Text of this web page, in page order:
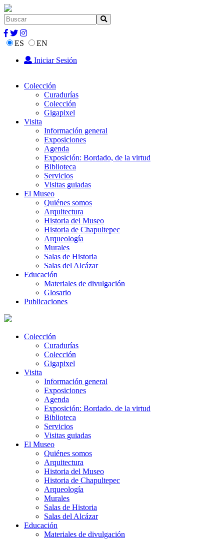
ES
EN
Iniciar Sesión
Colección
Curadurías
Colección
Gigapixel
Visita
Información general
Exposiciones
Agenda
Exposición: Bordado, de la virtud
Biblioteca
Servicios
Visitas guiadas
El Museo
Quiénes somos
Arquitectura
Historia del Museo
Historia de Chapultepec
Arqueología
Murales
Salas de Historia
Salas del Alcázar
Educación
Materiales de divulgación
Glosario
Publicaciones
Colección
Curadurías
Colección
Gigapixel
Visita
Información general
Exposiciones
Agenda
Exposición: Bordado, de la virtud
Biblioteca
Servicios
Visitas guiadas
El Museo
Quiénes somos
Arquitectura
Historia del Museo
Historia de Chapultepec
Arqueología
Murales
Salas de Historia
Salas del Alcázar
Educación
Materiales de divulgación